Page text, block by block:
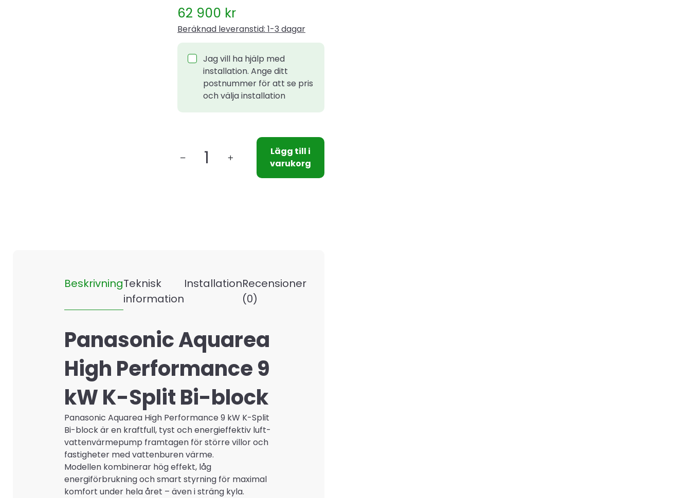
62 900 kr
Beräknad leveranstid: 1-3 dagar
Jag vill ha hjälp med
installation. Ange ditt
postnummer för att se pris
och välja installation
Panasonic
mängd
Lägg till i
varukorg
BeskrivningTeknisk
information
InstallationRecensioner
(0)
Panasonic Aquarea
High Performance 9
kW K-Split Bi-block
Panasonic Aquarea High Performance 9 kW K-Split
Bi-block är en kraftfull, tyst och energieffektiv luft-
vattenvärmepump framtagen för större villor och
fastigheter med vattenburen värme.
Modellen kombinerar hög effekt, låg
energiförbrukning och smart styrning för maximal
komfort under hela året – även i sträng kyla.